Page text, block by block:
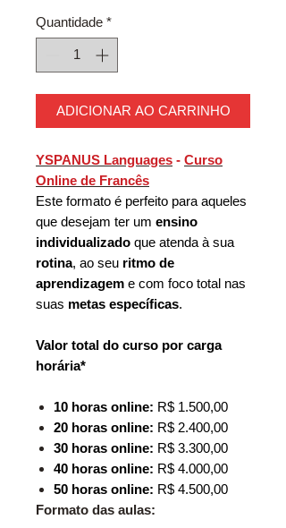
Quantidade *
ADICIONAR AO CARRINHO
YSPANUS Languages - Curso
Online de Francês
Este formato é perfeito para aqueles
que desejam ter um ensino
individualizado que atenda à sua
rotina, ao seu ritmo de
aprendizagem e com foco total nas
suas metas específicas.
Valor total do curso por carga
horária*
10 horas online: R$ 1.500,00
20 horas online: R$ 2.400,00
30 horas online: R$ 3.300,00
40 horas online: R$ 4.000,00
50 horas online: R$ 4.500,00
Formato das aulas: